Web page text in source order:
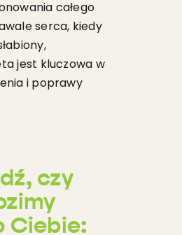
całego
serca, kiedy
jest kluczowa w
i poprawy
czy
Ciebie: